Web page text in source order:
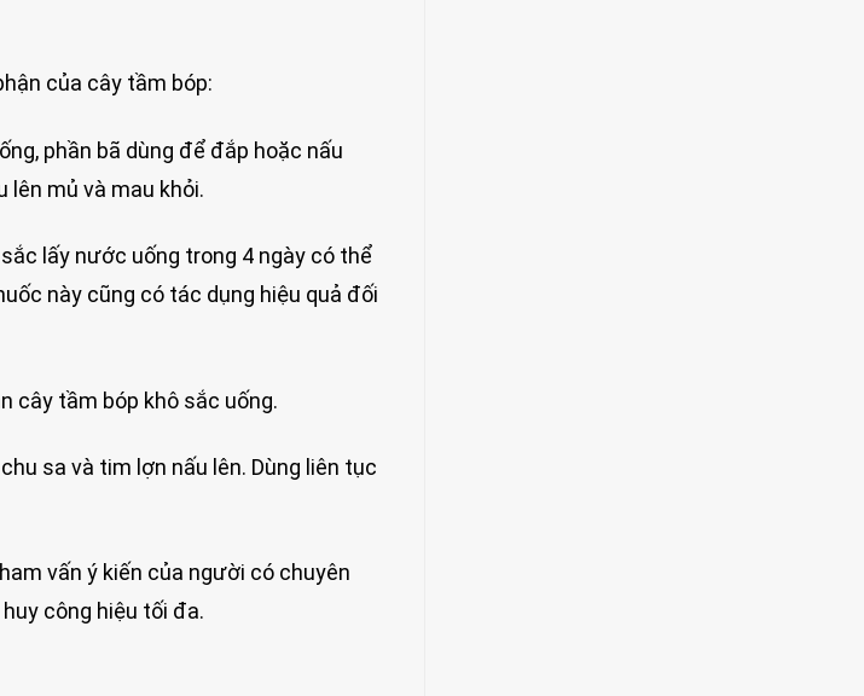
của cây tầm bóp:
phần bã dùng để đắp hoặc nấu
mủ và mau khỏi.
lấy nước uống trong 4 ngày có thể
này cũng có tác dụng hiệu quả đối
cây tầm bóp khô sắc uống.
sa và tim lợn nấu lên. Dùng liên tục
vấn ý kiến của người có chuyên
công hiệu tối đa.